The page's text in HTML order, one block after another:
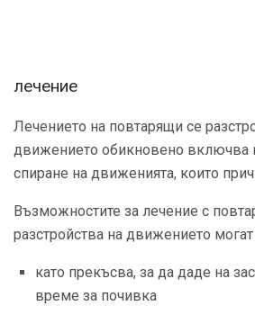
лечение
Лечението на повтарящи се
движението обикновено включва
спиране на движенията, които
Възможностите за лечение с
разстройства на движението
като прекъсва, за да даде на
време за почивка